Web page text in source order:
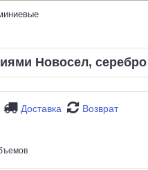
Новосел,
Доставка
Возврат